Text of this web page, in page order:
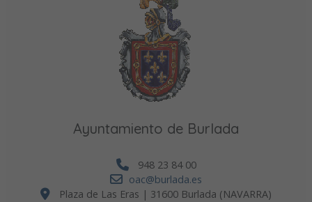
Ayuntamiento de Burlada
948 23 84 00
oac@burlada.es
Plaza de Las Eras | 31600 Burlada (NAVARRA)